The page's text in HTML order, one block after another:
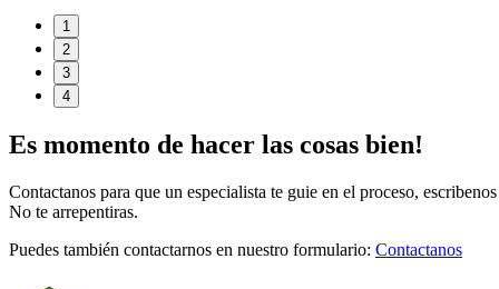
1
2
3
4
Es momento de hacer las cosas bien!
Contactanos para que un especialista te guie en el proceso, escribenos
No te arrepentiras.
Puedes también contactarnos en nuestro formulario: Contactanos